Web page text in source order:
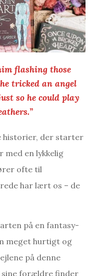
flashing those
tricked an angel
so he could play
historier, der starter
med en lykkelig
ofte til
har lært os – de
på en fantasy-
meget hurtigt og
på denne
sine forældre finder